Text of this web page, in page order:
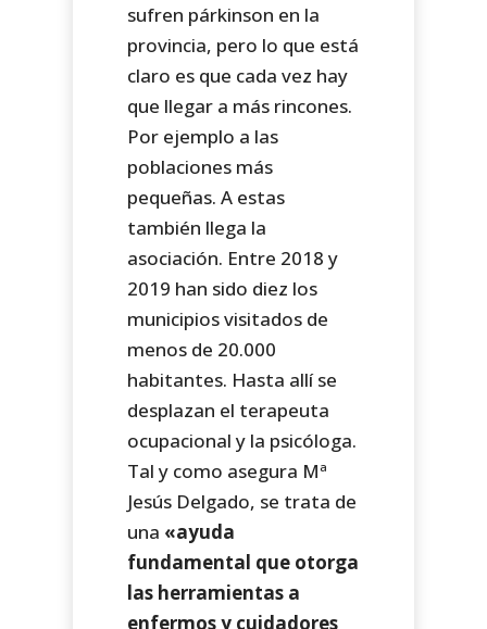
sufren párkinson en la
provincia, pero lo que está
claro es que cada vez hay
que llegar a más rincones.
Por ejemplo a las
poblaciones más
pequeñas. A estas
también llega la
asociación. Entre 2018 y
2019 han sido diez los
municipios visitados de
menos de 20.000
habitantes. Hasta allí se
desplazan el terapeuta
ocupacional y la psicóloga.
Tal y como asegura Mª
Jesús Delgado, se trata de
una «ayuda
fundamental que otorga
las herramientas a
enfermos y cuidadores